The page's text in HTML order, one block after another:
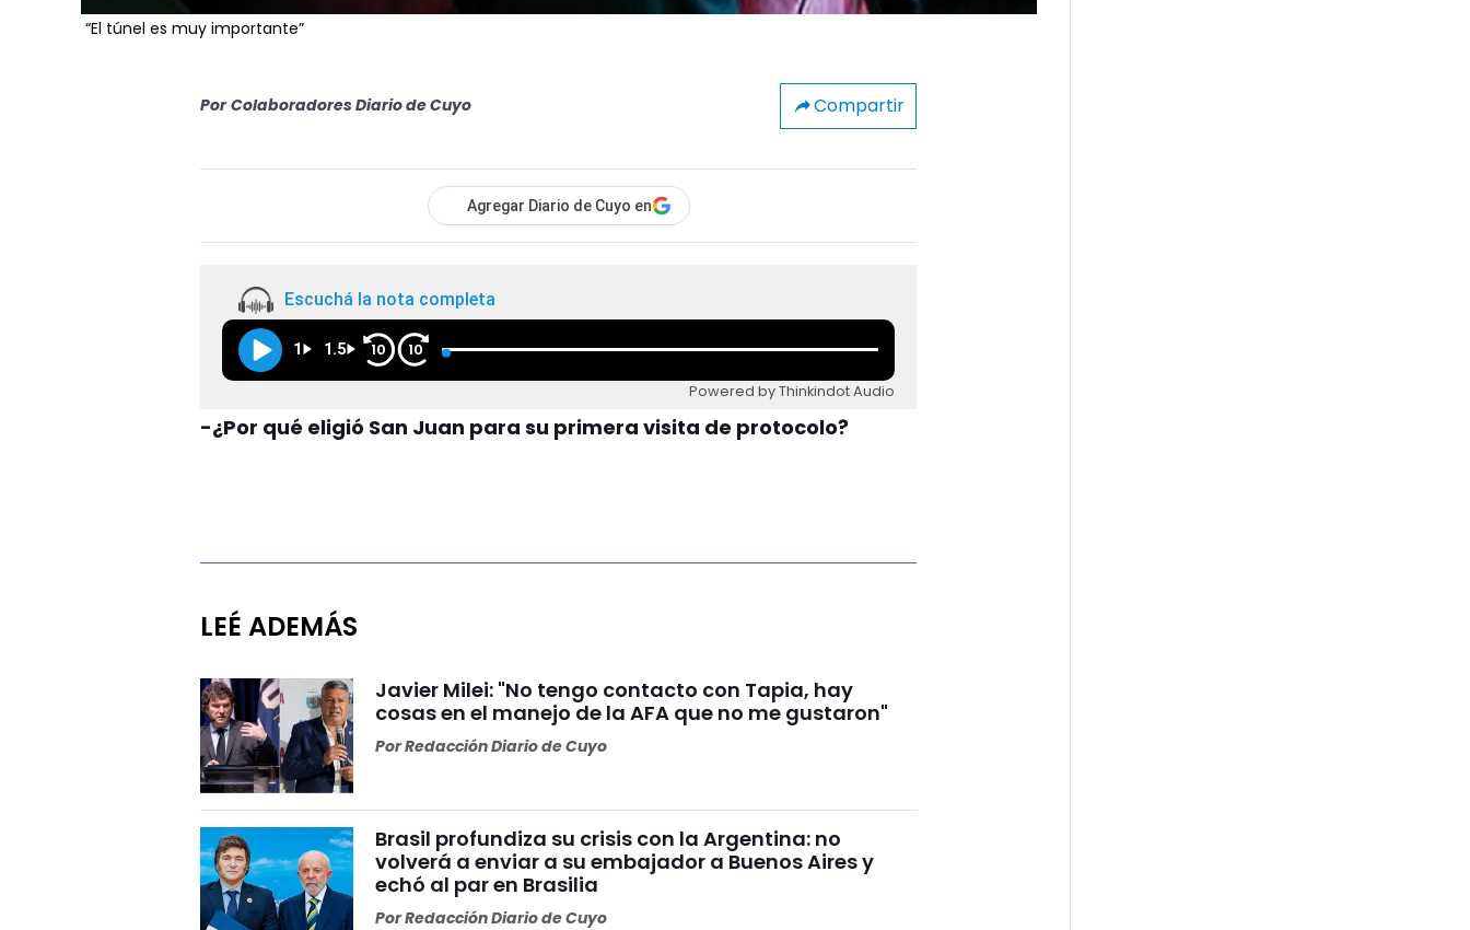
“El túnel es muy importante”
Por Colaboradores Diario de Cuyo Compartir
Agregar Diario de Cuyo en
Escuchá la nota completa
1 1.5 10 10
Powered by Thinkindot Audio
-¿Por qué eligió San Juan para su primera visita de protocolo?
LEÉ ADEMÁS
Javier Milei: "No tengo contacto con Tapia, hay
cosas en el manejo de la AFA que no me gustaron"
PorRedacción Diario de Cuyo
Brasil profundiza su crisis con la Argentina: no
volverá a enviar a su embajador a Buenos Aires y
echó al par en Brasilia
PorRedacción Diario de Cuyo